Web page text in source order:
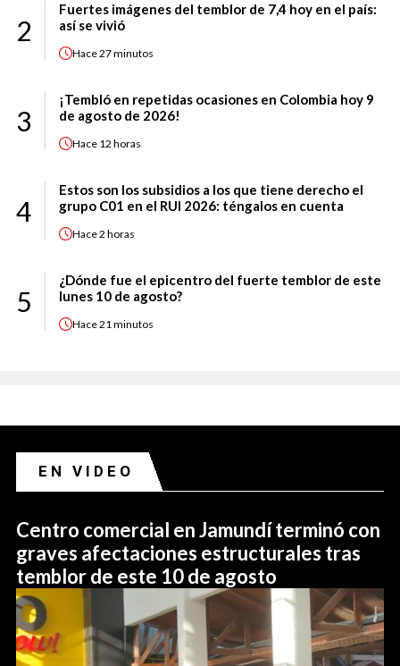
2
Fuertes imágenes del temblor de 7,4 hoy en el país:
así se vivió
Hace27 minutos
3
¡Tembló en repetidas ocasiones en Colombia hoy 9
de agosto de 2026!
Hace 12 horas
4
Estos son los subsidios a los que tiene derecho el
grupo C01 en el RUI 2026: téngalos en cuenta
Hace2 horas
5
¿Dónde fue el epicentro del fuerte temblor de este
lunes 10 de agosto?
Hace21 minutos
EN VIDEO
Centro comercial en Jamundí terminó con
graves afectaciones estructurales tras
temblor de este 10 de agosto